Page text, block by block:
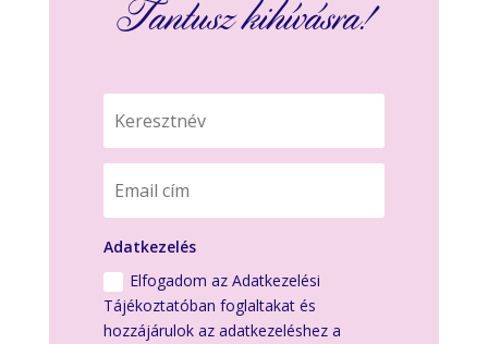
Tantusz kihívásra!
Adatkezelés
Elfogadom az Adatkezelési
Tájékoztatóban foglaltakat és
hozzájárulok az adatkezeléshez a